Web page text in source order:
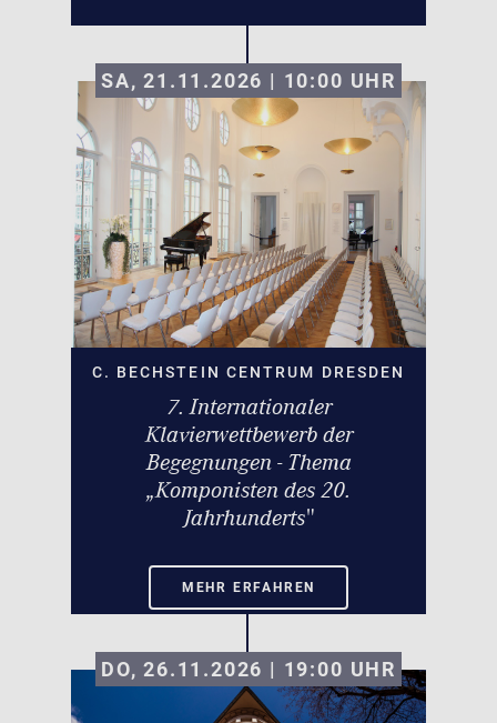
SA, 21.11.2026 | 10:00 UHR
C. BECHSTEIN CENTRUM DRESDEN
7. Internationaler
Klavierwettbewerb der
Begegnungen - Thema
„Komponisten des 20.
Jahrhunderts"
MEHR ERFAHREN
DO, 26.11.2026 | 19:00 UHR